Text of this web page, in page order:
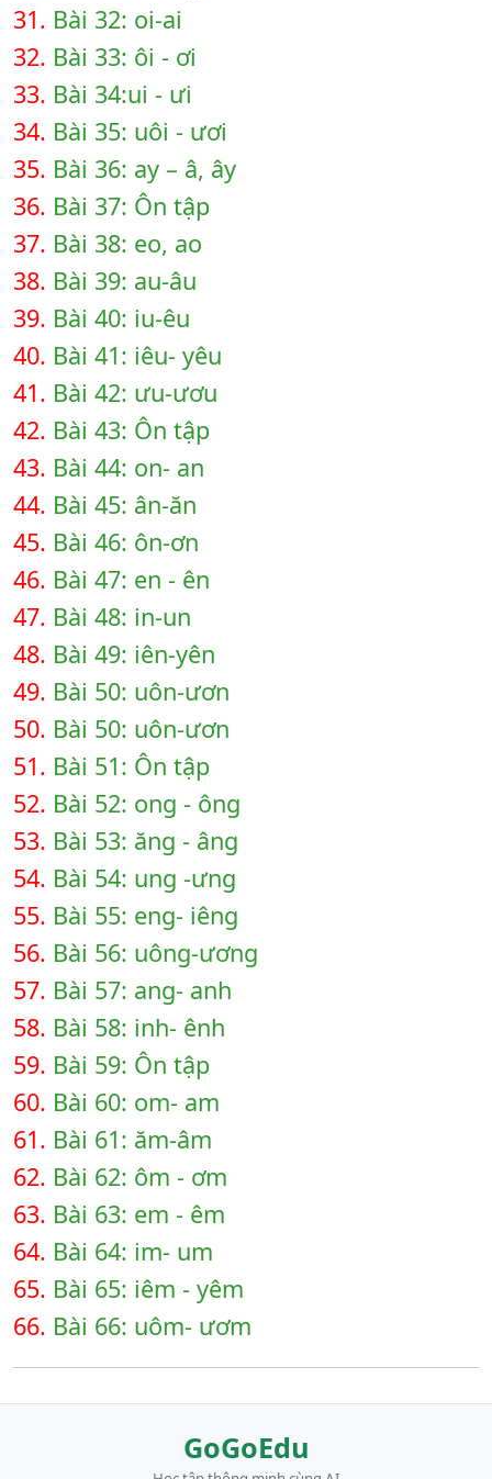
31. Bài 32: oi-ai
32. Bài 33: ôi - ơi
33. Bài 34:ui - ưi
34. Bài 35: uôi - ươi
35. Bài 36: ay – â, ây
36. Bài 37: Ôn tập
37. Bài 38: eo, ao
38. Bài 39: au-âu
39. Bài 40: iu-êu
40. Bài 41: iêu- yêu
41. Bài 42: ưu-ươu
42. Bài 43: Ôn tập
43. Bài 44: on- an
44. Bài 45: ân-ăn
45. Bài 46: ôn-ơn
46. Bài 47: en - ên
47. Bài 48: in-un
48. Bài 49: iên-yên
49. Bài 50: uôn-ươn
50. Bài 50: uôn-ươn
51. Bài 51: Ôn tập
52. Bài 52: ong - ông
53. Bài 53: ăng - âng
54. Bài 54: ung -ưng
55. Bài 55: eng- iêng
56. Bài 56: uông-ương
57. Bài 57: ang- anh
58. Bài 58: inh- ênh
59. Bài 59: Ôn tập
60. Bài 60: om- am
61. Bài 61: ăm-âm
62. Bài 62: ôm - ơm
63. Bài 63: em - êm
64. Bài 64: im- um
65. Bài 65: iêm - yêm
66. Bài 66: uôm- ươm
GoGoEdu